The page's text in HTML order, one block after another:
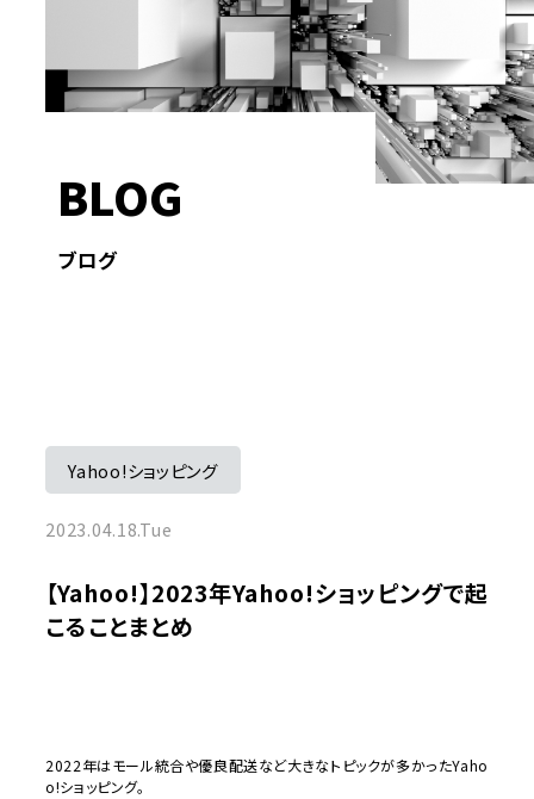
BLOG
ブログ
Yahoo!ショッピング
2023.04.18.Tue
【Yahoo!】2023年Yahoo!ショッピングで起
こることまとめ
2022年はモール統合や優良配送など大きなトピックが多かったYaho
o!ショッピング。